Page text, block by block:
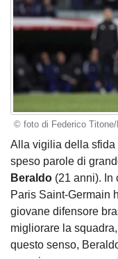
© foto di Federico
Alla vigilia della sfida
speso parole di
Beraldo (21 anni). In
Paris Saint-Germain
giovane difensore
migliorare la
questo senso,